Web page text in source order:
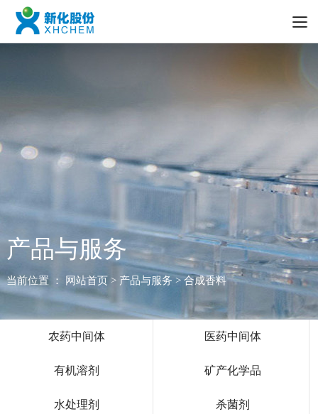
产品与服务
当前位置 ： 网站首页> 产品与服务 > 合成香料
农药中间体 医药中间体
有机溶剂 矿产化学品
水处理剂 杀菌剂